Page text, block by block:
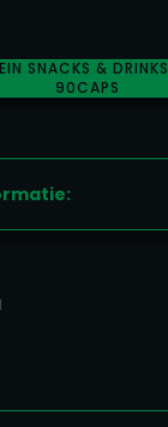
SNACKS & DRINKS
90CAPS